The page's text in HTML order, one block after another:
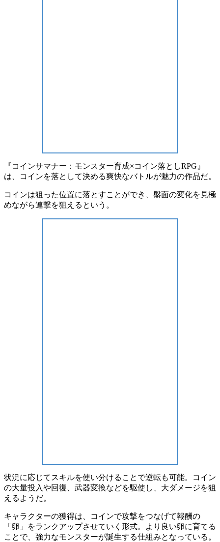
『コインサマナー：モンスター育成×コイン落としRPG』
は、
コインを落として決める爽快なバトルが魅力の作品だ。
コインは狙った位置に落とすことができ 、盤面の変化を見極
めながら連撃を狙えるという。
状況に応じてスキルを使い分けることで逆転も可能。コイン
の大量投入や回復、武器変換などを駆使し、大ダメージを狙
えるようだ。
キャラクターの獲得は、コインで攻撃をつなげて報酬の
「卵」をランクアップさせていく形式。より良い卵に育てる
ことで、強力なモンスターが誕生する仕組みとなっている。